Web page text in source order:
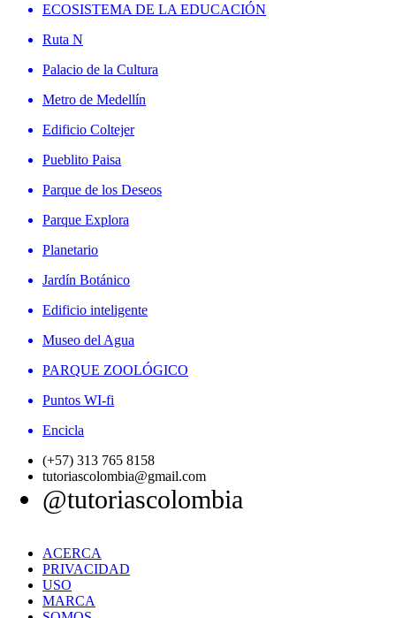
ECOSISTEMA DE LA EDUCACIÓN
Ruta N
Palacio de la Cultura
Metro de Medellín
Edificio Coltejer
Pueblito Paisa
Parque de los Deseos
Parque Explora
Planetario
Jardín Botánico
Edificio inteligente
Museo del Agua
PARQUE ZOOLÓGICO
Puntos WI-fi
Encicla
(+57) 313 765 8158
tutoriascolombia@gmail.com
@tutoriascolombia
ACERCA
PRIVACIDAD
USO
MARCA